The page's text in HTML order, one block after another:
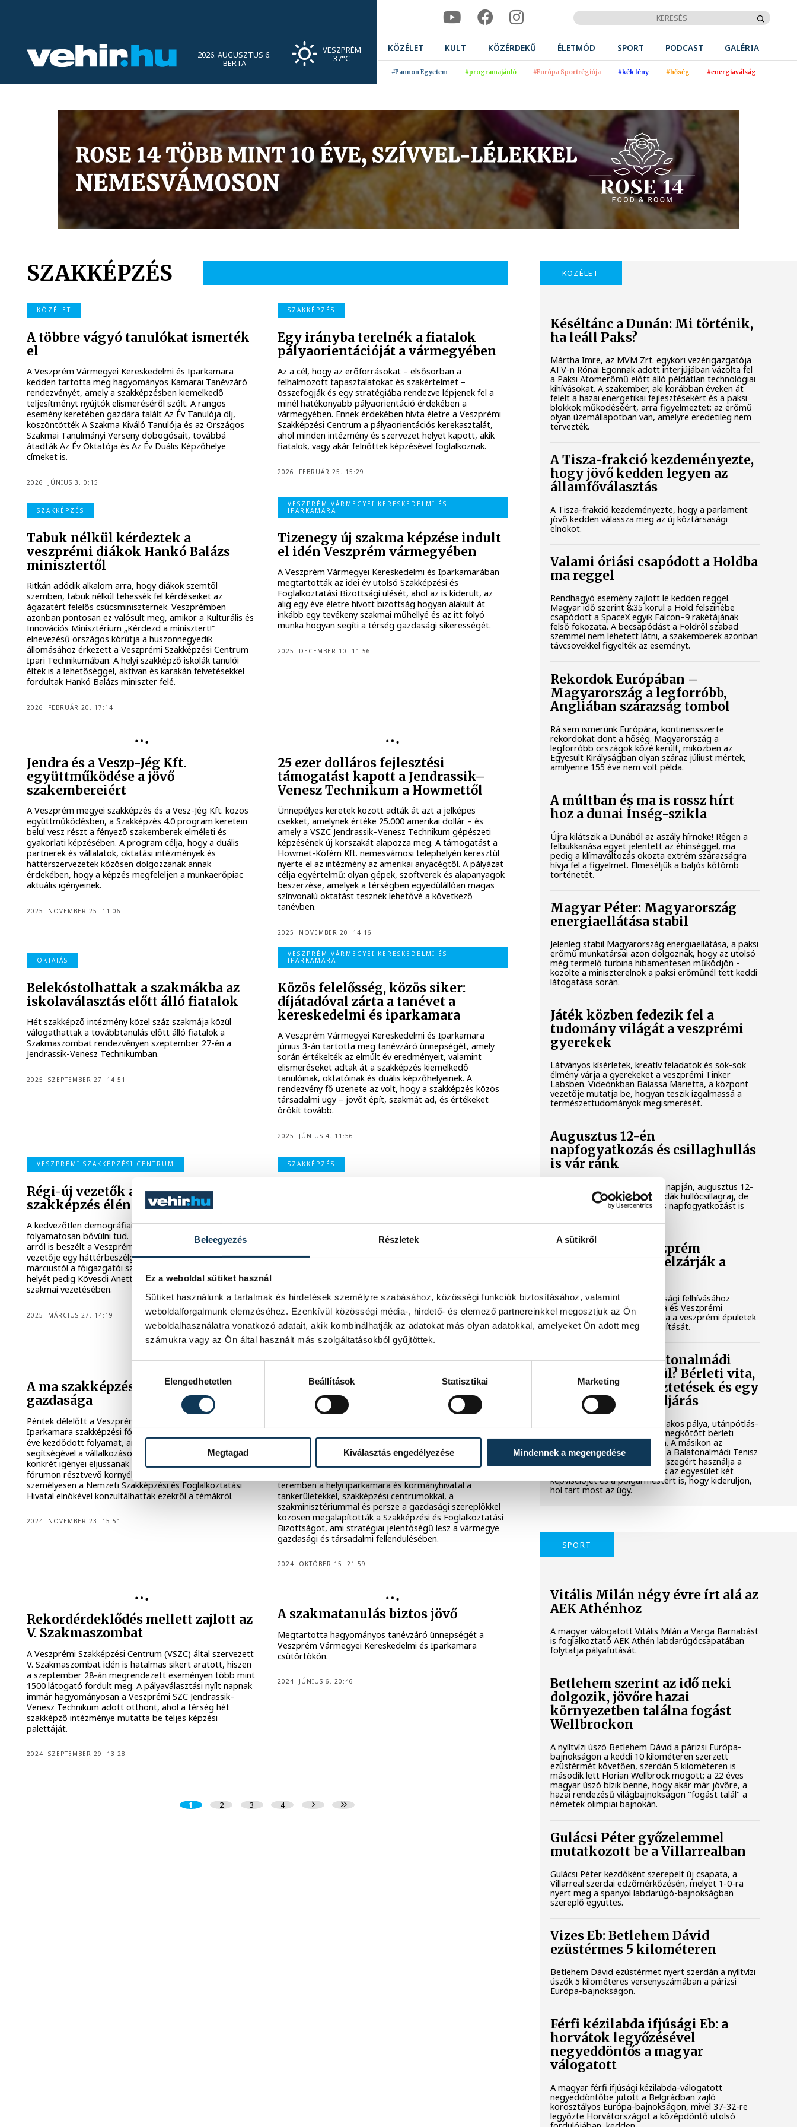
Beleegyezés Részletek A sütikről
Ez a weboldal sütiket használ
Sütiket használunk a tartalmak és hirdetések személyre szabásához, közösségi funkciók biztosításához, valamint
weboldalforgalmunk elemzéséhez. Ezenkívül közösségi média-, hirdető- és elemező partnereinkkel megosztjuk az Ön
weboldalhasználatra vonatkozó adatait, akik kombinálhatják az adatokat más olyan adatokkal, amelyeket Ön adott meg
számukra vagy az Ön által használt más szolgáltatásokból gyűjtöttek.
Elengedhetetlen
Beállítások Statisztikai Marketing
Megtagad Kiválasztás engedélyezése Mindennek a megengedése
2026. AUGUSZTUS 6.
BERTA
VESZPRÉM
37°C
KÖZÉLET KULT KÖZÉRDEKŰ ÉLETMÓD SPORT PODCAST GALÉRIA
#Pannon Egyetem #programajánló #Európa Sportrégiója #kék fény #hőség #energiaválság
SZAKKÉPZÉS
KÖZÉLET
A többre vágyó tanulókat ismerték
el
A Veszprém Vármegyei Kereskedelmi és Iparkamara
kedden tartotta meg hagyományos Kamarai Tanévzáró
rendezvényét, amely a szakképzésben kiemelkedő
teljesítményt nyújtók elismeréséről szólt. A rangos
esemény keretében gazdára talált Az Év Tanulója díj,
köszöntötték A Szakma Kiváló Tanulója és az Országos
Szakmai Tanulmányi Verseny dobogósait, továbbá
átadták Az Év Oktatója és Az Év Duális Képzőhelye
címeket is.
2026. JÚNIUS 3. 0:15
SZAKKÉPZÉS
Egy irányba terelnék a fiatalok
pályaorientációját a vármegyében
Az a cél, hogy az erőforrásokat – elsősorban a
felhalmozott tapasztalatokat és szakértelmet –
összefogják és egy stratégiába rendezve lépjenek fel a
minél hatékonyabb pályaorientáció érdekében a
vármegyében. Ennek érdekében hívta életre a Veszprémi
Szakképzési Centrum a pályaorientációs kerekasztalát,
ahol minden intézmény és szervezet helyet kapott, akik
fiatalok, vagy akár felnőttek képzésével foglalkoznak.
2026. FEBRUÁR 25. 15:29
SZAKKÉPZÉS
Tabuk nélkül kérdeztek a
veszprémi diákok Hankó Balázs
minisztertől
Ritkán adódik alkalom arra, hogy diákok szemtől
szemben, tabuk nélkül tehessék fel kérdéseiket az
ágazatért felelős csúcsminiszternek. Veszprémben
azonban pontosan ez valósult meg, amikor a Kulturális és
Innovációs Minisztérium „Kérdezd a minisztert!”
elnevezésű országos körútja a huszonnegyedik
állomásához érkezett a Veszprémi Szakképzési Centrum
Ipari Technikumában. A helyi szakképző iskolák tanulói
éltek is a lehetőséggel, aktívan és karakán felvetésekkel
fordultak Hankó Balázs miniszter felé.
2026. FEBRUÁR 20. 17:14
VESZPRÉM VÁRMEGYEI KERESKEDELMI ÉS
IPARKAMARA
Tizenegy új szakma képzése indult
el idén Veszprém vármegyében
A Veszprém Vármegyei Kereskedelmi és Iparkamarában
megtartották az idei év utolsó Szakképzési és
Foglalkoztatási Bizottsági ülését, ahol az is kiderült, az
alig egy éve életre hívott bizottság hogyan alakult át
inkább egy tevékeny szakmai műhellyé és az itt folyó
munka hogyan segíti a térség gazdasági sikerességét.
2025. DECEMBER 10. 11:56
Jendra és a Veszp-Jég Kft.
együttműködése a jövő
szakembereiért
A Veszprém megyei szakképzés és a Vesz-Jég Kft. közös
együttműködésben, a Szakképzés 4.0 program keretein
belül vesz részt a fényező szakemberek elméleti és
gyakorlati képzésében. A program célja, hogy a duális
partnerek és vállalatok, oktatási intézmények és
háttérszervezetek közösen dolgozzanak annak
érdekében, hogy a képzés megfeleljen a munkaerőpiac
aktuális igényeinek.
2025. NOVEMBER 25. 11:06
25 ezer dolláros fejlesztési
támogatást kapott a Jendrassik–
Venesz Technikum a Howmettől
Ünnepélyes keretek között adták át azt a jelképes
csekket, amelynek értéke 25.000 amerikai dollár – és
amely a VSZC Jendrassik–Venesz Technikum gépészeti
képzésének új korszakát alapozza meg. A támogatást a
Howmet-Köfém Kft. nemesvámosi telephelyén keresztül
nyerte el az intézmény az amerikai anyacégtől. A pályázat
célja egyértelmű: olyan gépek, szoftverek és alapanyagok
beszerzése, amelyek a térségben egyedülállóan magas
színvonalú oktatást tesznek lehetővé a következő
tanévben.
2025. NOVEMBER 20. 14:16
OKTATÁS
Belekóstolhattak a szakmákba az
iskolaválasztás előtt álló fiatalok
Hét szakképző intézmény közel száz szakmája közül
válogathattak a továbbtanulás előtt álló fiatalok a
Szakmaszombat rendezvényen szeptember 27-én a
Jendrassik-Venesz Technikumban.
2025. SZEPTEMBER 27. 14:51
VESZPRÉM VÁRMEGYEI KERESKEDELMI ÉS
IPARKAMARA
Közös felelősség, közös siker:
díjátadóval zárta a tanévet a
kereskedelmi és iparkamara
A Veszprém Vármegyei Kereskedelmi és Iparkamara
június 3-án tartotta meg tanévzáró ünnepségét, amely
során értékelték az elmúlt év eredményeit, valamint
elismeréseket adtak át a szakképzés kiemelkedő
tanulóinak, oktatóinak és duális képzőhelyeinek. A
rendezvény fő üzenete az volt, hogy a szakképzés közös
társadalmi ügy – jövőt épít, szakmát ad, és értékeket
örökít tovább.
2025. JÚNIUS 4. 11:56
VESZPRÉMI SZAKKÉPZÉSI CENTRUM
Régi-új vezetők a veszprémi
szakképzés élén
A kedvezőtlen demográfiai trendek ellenére a szakképzés
folyamatosan bővülni tud. Hogy pontosan miért lehet ez,
arról is beszélt a Veszprémi Szakképzési Centrum két
vezetője egy háttérbeszélgetésen, Kavalecz Gábor, aki
márciustól a főigazgatói székből ült át a kancelláriba, az ő
helyét pedig Kövesdi Anett foglalta el az intézmény
szakmai vezetésében.
2025. MÁRCIUS 27. 14:19
SZAKKÉPZÉS
szinten folytatja
elmúlt öt év eredményeiről, az új feladatkör
lehetőségeiről és a szakképzés jövőjéről is beszélgettünk.
2025. JANUÁR 20. 21:38
A ma szakképzése a holnap
gazdasága
Péntek délelőtt a Veszprém Vármegyei Kereskedelmi és
Iparkamara szakképzési fórumán folytatódott az a több
éve kezdődött folyamat, aminek a célja, hogy a kamara
segítségével a vállalkozások szakképzésre vonatkozó
konkrét igényei eljussanak a döntéshozókhoz. Ezúttal a
fórumon résztvevő környékbeli vállalkozások képviselői
személyesen a Nemzeti Szakképzési és Foglalkoztatási
Hivatal elnökével konzultálhattak ezekről a témákról.
2024. NOVEMBER 23. 15:51
SZAKKÉPZÉS
Ne a vállalkozók igazodjanak a
szakképzéshez, hanem fordítva!
szakmabemutató napot tartottak kedden az ActiCityben,
amelyre helyből és a környékről több mint ezer fiatal
érkezett, hogy a szakavatott mesteremberek első kézből
segítsenek nekik iányba állítani az iránytűjüket a
teremben a helyi iparkamara és kormányhivatal a
tankerületekkel, szakképzési centrumokkal, a
szakminisztériummal és persze a gazdasági szereplőkkel
közösen megalapították a Szakképzési és Foglalkoztatási
Bizottságot, ami stratégiai jelentőségű lesz a vármegye
gazdasági és társadalmi fellendülésében.
2024. OKTÓBER 15. 21:59
Rekordérdeklődés mellett zajlott az
V. Szakmaszombat
A Veszprémi Szakképzési Centrum (VSZC) által szervezett
V. Szakmaszombat idén is hatalmas sikert aratott, hiszen
a szeptember 28-án megrendezett eseményen több mint
1500 látogató fordult meg. A pályaválasztási nyílt napnak
immár hagyományosan a Veszprémi SZC Jendrassik–
Venesz Technikum adott otthont, ahol a térség hét
szakképző intézménye mutatta be teljes képzési
palettáját.
2024. SZEPTEMBER 29. 13:28
A szakmatanulás biztos jövő
Megtartotta hagyományos tanévzáró ünnepségét a
Veszprém Vármegyei Kereskedelmi és Iparkamara
csütörtökön.
2024. JÚNIUS 6. 20:46
1 2 3 4
KÖZÉLET
Késéltánc a Dunán: Mi történik,
ha leáll Paks?
Mártha Imre, az MVM Zrt. egykori vezérigazgatója
ATV-n Rónai Egonnak adott interjújában vázolta fel
a Paksi Atomerőmű előtt álló példátlan technológiai
kihívásokat. A szakember, aki korábban éveken át
felelt a hazai energetikai fejlesztésekért és a paksi
blokkok működéséért, arra figyelmeztet: az erőmű
olyan üzemállapotban van, amelyre eredetileg nem
tervezték.
A Tisza-frakció kezdeményezte,
hogy jövő kedden legyen az
államfőválasztás
A Tisza-frakció kezdeményezte, hogy a parlament
jövő kedden válassza meg az új köztársasági
elnököt.
Valami óriási csapódott a Holdba
ma reggel
Rendhagyó esemény zajlott le kedden reggel.
Magyar idő szerint 8:35 körül a Hold felszínébe
csapódott a SpaceX egyik Falcon–9 rakétájának
felső fokozata. A becsapódást a Földről szabad
szemmel nem lehetett látni, a szakemberek azonban
távcsövekkel figyelték az eseményt.
Rekordok Európában –
Magyarország a legforróbb,
Angliában szárazság tombol
Rá sem ismerünk Európára, kontinensszerte
rekordokat dönt a hőség. Magyarország a
legforróbb országok közé került, miközben az
Egyesült Királyságban olyan száraz júliust mértek,
amilyenre 155 éve nem volt példa.
A múltban és ma is rossz hírt
hoz a dunai Ínség-szikla
Újra kilátszik a Dunából az aszály hírnöke! Régen a
felbukkanása egyet jelentett az éhínséggel, ma
pedig a klímaváltozás okozta extrém szárazságra
hívja fel a figyelmet. Elmeséljük a baljós kőtömb
történetét.
Magyar Péter: Magyarország
energiaellátása stabil
Jelenleg stabil Magyarország energiaellátása, a paksi
erőmű munkatársai azon dolgoznak, hogy az utolsó
még termelő turbina hibamentesen működjön -
közölte a miniszterelnök a paksi erőműnél tett keddi
látogatása során.
Játék közben fedezik fel a
tudomány világát a veszprémi
gyerekek
Látványos kísérletek, kreatív feladatok és sok-sok
élmény várja a gyerekeket a veszprémi Tinker
Labsben. Videónkban Balassa Marietta, a központ
vezetője mutatja be, hogyan teszik izgalmassá a
természettudományok megismerését.
Augusztus 12-én
napfogyatkozás és csillaghullás
is vár ránk
Az év legsűrűbb csillagászati napján, augusztus 12-
én éjjel tetőzik majd a Perseidák hullócsillagraj, de
ugyanezen a napon részleges napfogyatkozást is
Lekapcsolják Veszprém
díszkivilágítását, elzárják a
A kormány energiatakarékossági felhívásához
csatlakozva Veszprém városa és Veszprémi
Főegyházmegye is lekapcsolta a veszprémi épületek
és nevezetességek díszkivilágítását.
Mi történik a balatonalmádi
teniszpályák körül? Bérleti vita,
megszakadt egyeztetések és egy
tisztázatlan jogi eljárás
Évtizedes hagyomány, hat salakos pálya, utánpótlás-
nevelés és egy hosszú távra megkötött bérleti
szerződés áll az egyik oldalon. A másikon az
önkormányzat, amely szerint a Balatonalmádi Tenisz
Klub aránytalanul alacsony összegért használja a
városi területet. Megkerestük az egyesület két
képviselőjét és a polgármestert is, hogy kiderüljön,
hol tart most az ügy.
SPORT
Vitális Milán négy évre írt alá az
AEK Athénhoz
A magyar válogatott Vitális Milán a Varga Barnabást
is foglalkoztató AEK Athén labdarúgócsapatában
folytatja pályafutását.
Betlehem szerint az idő neki
dolgozik, jövőre hazai
környezetben találna fogást
Wellbrockon
A nyíltvízi úszó Betlehem Dávid a párizsi Európa-
bajnokságon a keddi 10 kilométeren szerzett
ezüstérmét követően, szerdán 5 kilométeren is
második lett Florian Wellbrock mögött; a 22 éves
magyar úszó bízik benne, hogy akár már jövőre, a
hazai rendezésű világbajnokságon "fogást talál" a
németek olimpiai bajnokán.
Gulácsi Péter győzelemmel
mutatkozott be a Villarrealban
Gulácsi Péter kezdőként szerepelt új csapata, a
Villarreal szerdai edzőmérkőzésén, melyet 1-0-ra
nyert meg a spanyol labdarúgó-bajnokságban
szereplő együttes.
Vizes Eb: Betlehem Dávid
ezüstérmes 5 kilométeren
Betlehem Dávid ezüstérmet nyert szerdán a nyíltvízi
úszók 5 kilométeres versenyszámában a párizsi
Európa-bajnokságon.
Férfi kézilabda ifjúsági Eb: a
horvátok legyőzésével
negyeddöntős a magyar
válogatott
A magyar férfi ifjúsági kézilabda-válogatott
negyeddöntőbe jutott a Belgrádban zajló
korosztályos Európa-bajnokságon, mivel 37-32-re
legyőzte Horvátországot a középdöntő utolsó